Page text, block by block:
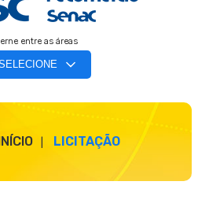
entre as áreas
LICITAÇÃO